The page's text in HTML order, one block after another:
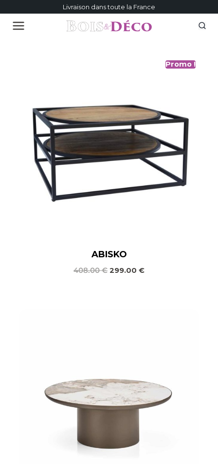
Livraison dans toute la France
Promo !
ABISKO
408.00€ 299.00 €